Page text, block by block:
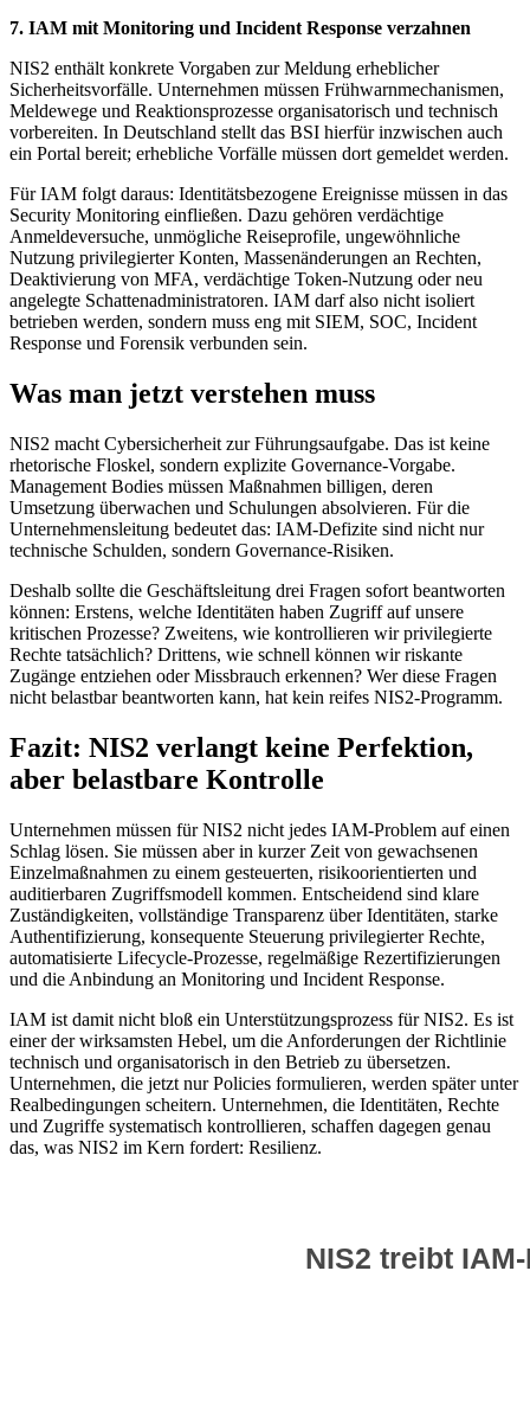
7. IAM mit Monitoring und Incident Response verzahnen
NIS2 enthält konkrete Vorgaben zur Meldung erheblicher
Sicherheitsvorfälle. Unternehmen müssen Frühwarnmechanismen,
Meldewege und Reaktionsprozesse organisatorisch und technisch
vorbereiten. In Deutschland stellt das BSI hierfür inzwischen auch
ein Portal bereit; erhebliche Vorfälle müssen dort gemeldet werden.
Für IAM folgt daraus: Identitätsbezogene Ereignisse müssen in das
Security Monitoring einfließen. Dazu gehören verdächtige
Anmeldeversuche, unmögliche Reiseprofile, ungewöhnliche
Nutzung privilegierter Konten, Massenänderungen an Rechten,
Deaktivierung von MFA, verdächtige Token-Nutzung oder neu
angelegte Schattenadministratoren. IAM darf also nicht isoliert
betrieben werden, sondern muss eng mit SIEM, SOC, Incident
Response und Forensik verbunden sein.
Was man jetzt verstehen muss
NIS2 macht Cybersicherheit zur Führungsaufgabe. Das ist keine
rhetorische Floskel, sondern explizite Governance-Vorgabe.
Management Bodies müssen Maßnahmen billigen, deren
Umsetzung überwachen und Schulungen absolvieren. Für die
Unternehmensleitung bedeutet das: IAM-Defizite sind nicht nur
technische Schulden, sondern Governance-Risiken.
Deshalb sollte die Geschäftsleitung drei Fragen sofort beantworten
können: Erstens, welche Identitäten haben Zugriff auf unsere
kritischen Prozesse? Zweitens, wie kontrollieren wir privilegierte
Rechte tatsächlich? Drittens, wie schnell können wir riskante
Zugänge entziehen oder Missbrauch erkennen? Wer diese Fragen
nicht belastbar beantworten kann, hat kein reifes NIS2-Programm.
Fazit: NIS2 verlangt keine Perfektion,
aber belastbare Kontrolle
Unternehmen müssen für NIS2 nicht jedes IAM-Problem auf einen
Schlag lösen. Sie müssen aber in kurzer Zeit von gewachsenen
Einzelmaßnahmen zu einem gesteuerten, risikoorientierten und
auditierbaren Zugriffsmodell kommen. Entscheidend sind klare
Zuständigkeiten, vollständige Transparenz über Identitäten, starke
Authentifizierung, konsequente Steuerung privilegierter Rechte,
automatisierte Lifecycle-Prozesse, regelmäßige Rezertifizierungen
und die Anbindung an Monitoring und Incident Response.
IAM ist damit nicht bloß ein Unterstützungsprozess für NIS2. Es ist
einer der wirksamsten Hebel, um die Anforderungen der Richtlinie
technisch und organisatorisch in den Betrieb zu übersetzen.
Unternehmen, die jetzt nur Policies formulieren, werden später unter
Realbedingungen scheitern. Unternehmen, die Identitäten, Rechte
und Zugriffe systematisch kontrollieren, schaffen dagegen genau
das, was NIS2 im Kern fordert: Resilienz.